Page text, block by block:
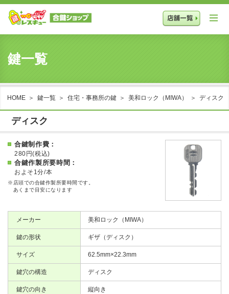
鍵一覧
HOME 鍵一覧 住宅・事務所の鍵 美和ロック（MIWA） ディスク
ディスク
合鍵制作費
280円(税込)
合鍵作製所要時間
およそ1分/本
※店頭での合鍵作製所要時間です。
あくまで目安になります
メーカー 美和ロック（MIWA）
鍵の形状 ギザ（ディスク）
サイズ 62.5mm×22.3mm
鍵穴の構造 ディスク
鍵穴の向き 縦向き